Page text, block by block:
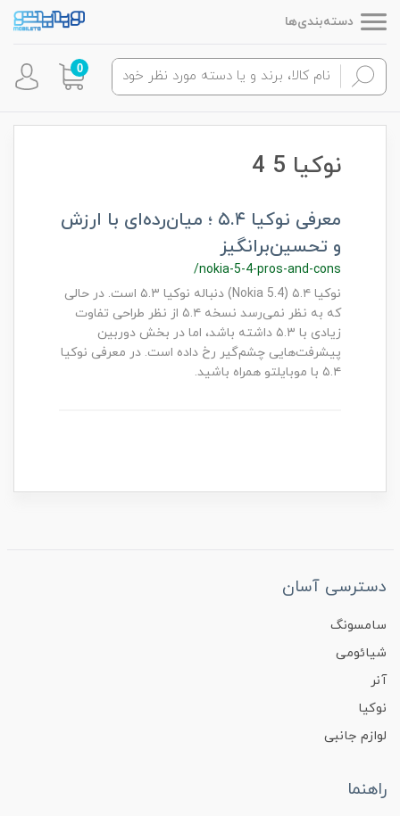
دسته‌بندی‌ها
0
نوکیا 5 4
معرفی نوکیا ۵.۴ ؛ میان‌رده‌ای با ارزش
و تحسین‌برانگیز
/nokia-5-4-pros-and-cons
نوکیا ۵.۴ (Nokia 5.4) دنباله نوکیا ۵.۳ است. در حالی
که به نظر نمی‌رسد نسخه ۵.۴ از نظر طراحی تفاوت
زیادی با ۵.۳ داشته باشد، اما در بخش دوربین
پیشرفت‌هایی چشم‌گیر رخ داده است. در معرفی نوکیا
۵.۴ با موبایلتو همراه باشید.
دسترسی آسان
سامسونگ
شیائومی
آنر
نوکیا
لوازم جانبی
راهنما